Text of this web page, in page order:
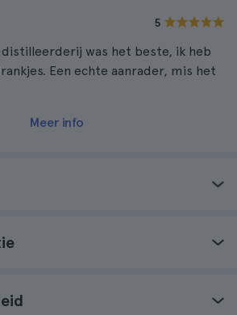
5
distilleerderij was het beste, ik heb
Een echte aanrader, mis het
Meer info